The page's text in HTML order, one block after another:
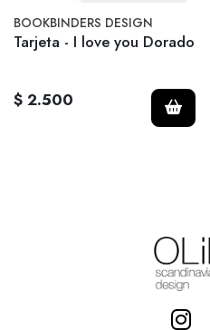
BOOKBINDERS DESIGN
Tarjeta - I love you Dorado
$ 2.500